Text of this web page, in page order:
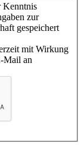
Kenntnis
zur
gespeichert
mit Wirkung
Mail an